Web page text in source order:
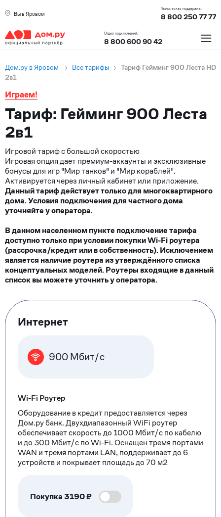
Вы в Яровом
Техническая поддержка:
8 800 250 77 77
Отдел подключений:
8 800 600 90 42 ≡
Дом.ру в Яровом › Все тарифы › Тариф Гейминг 900 Леста HD
2в1
Играем!
Тариф: Гейминг 900 Леста
2в1
Игровой тариф с большой скоростью
Игровая опция дает премиум-аккаунты и эксклюзивные
бонусы для игр "Мир танков" и "Мир кораблей".
Активируется через личный кабинет или приложение.
Данный тариф действует только для многоквартирного
дома. Условия подключения для частного дома
уточняйте у оператора.
В данном населенном пункте подключение тарифа
доступно только при условии покупки Wi-Fi роутера
(рассрочка/кредит или в собственность). Исключением
является наличие роутера из утверждённого списка
концептуальных моделей. Роутеры входящие в данный
список вы можете уточнить у оператора.
Тарифные
опции
Интернет
900 Мбит/с
Wi-Fi Роутер
Оборудование в кредит предоставляется через
Дом.ру банк. Двухдиапазонный WiFi роутер
обеспечивает скорость до 1000 Мбит/с по кабелю
и до 300 Мбит/с по Wi-Fi. Оснащен тремя портами
WAN и тремя портами LAN, поддерживает до 6
устройств и покрывает площадь до 70 м2
Покупка3190₽